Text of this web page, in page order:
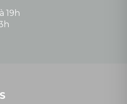
19h
13h / 14h à 19h